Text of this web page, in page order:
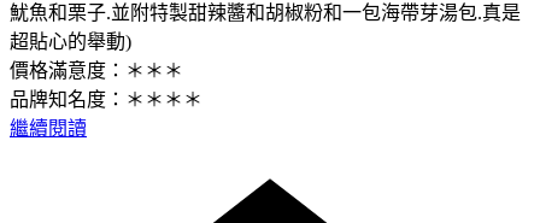
魷魚和栗子.並附特製甜辣醬和胡椒粉和一包海帶芽湯包.真是
超貼心的舉動)
價格滿意度：＊＊＊
品牌知名度：＊＊＊＊
繼續閱讀